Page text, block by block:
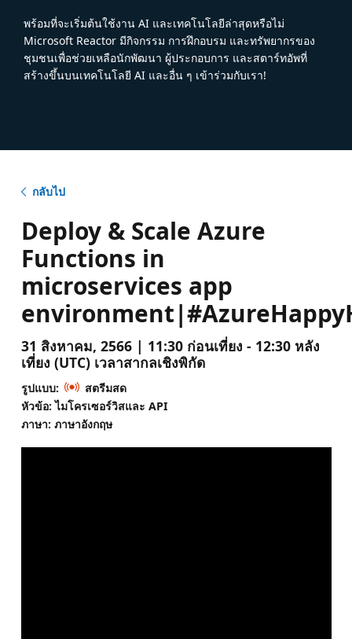
พร้อมที่จะเริ่มต้นใช้งาน AI และเทคโนโลยีล่าสุดหรือไม่
Microsoft Reactor มีกิจกรรม การฝึกอบรม และทรัพยากรของ
ชุมชนเพื่อช่วยเหลือนักพัฒนา ผู้ประกอบการ และสตาร์ทอัพที่
สร้างขึ้นบนเทคโนโลยี AI และอื่น ๆ เข้าร่วมกับเรา!
กลับไป
Deploy & Scale Azure
Functions in
microservices app
31 สิงหาคม, 2566 | 11:30 ก่อนเที่ยง - 12:30 หลัง
เที่ยง (UTC) เวลาสากลเชิงพิกัด
รูปแบบ:
สตรีมสด
หัวข้อ: ไมโครเซอร์วิสและ API
ภาษา: ภาษาอังกฤษ